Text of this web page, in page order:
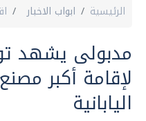
الرئيسية ابواب الاخبار
مدبولى يشهد
لإقامة أكبر
اليابانية